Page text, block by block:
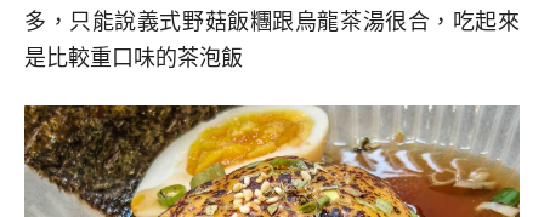
多，只能說義式野菇飯糰跟烏龍茶湯很合，吃起來
是比較重口味的茶泡飯